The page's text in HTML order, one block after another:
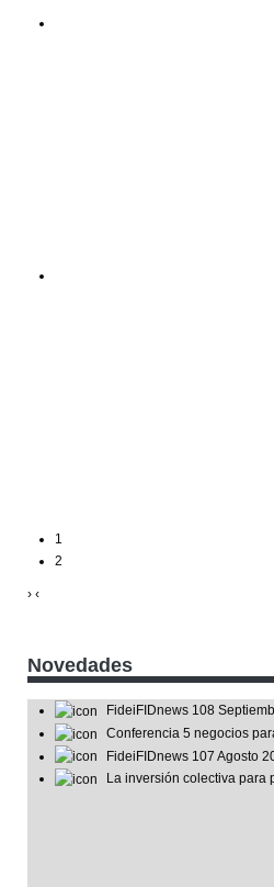
1
2
› ‹
Novedades
FideiFIDnews 108
Conferencia 5 negocios
FideiFIDnews 107 Agosto
La inversión colectiva para